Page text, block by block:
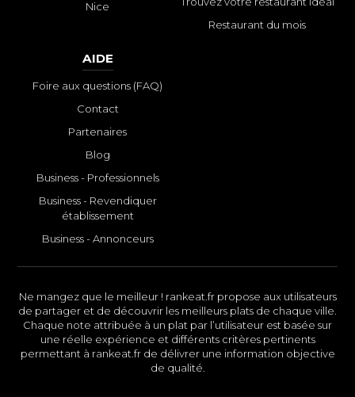
Nice
Restaurant du mois
AIDE
Foire aux questions (FAQ)
Contact
Partenaires
Blog
Business - Professionnels
Business - Revendiquer
établissement
Business - Annonceurs
Ne mangez que le meilleur ! rankeat.fr propose aux utilisateurs
de partager et de découvrir les meilleurs plats de chaque ville.
Chaque note attribuée à un plat par l’utilisateur est basée sur
une réelle expérience et différents critères pertinents
permettant à rankeat.fr de délivrer une information objective
de qualité.